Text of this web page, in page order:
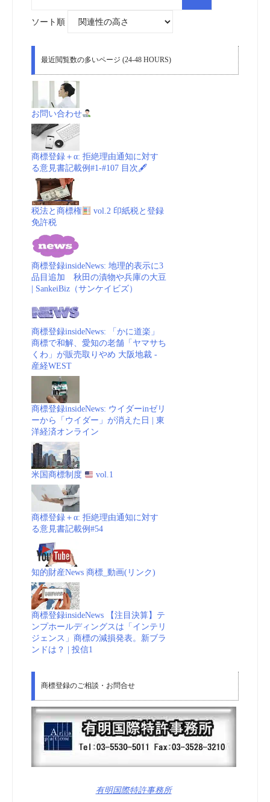
ソート順
最近閲覧数の多いページ (24-48 HOURS)
お問い合わせ
商標登録＋α: 拒絶理由通知に対す
る意見書記載例#1-#107 目次🖋
税法と商標権
vol.2 印紙税と登録
免許税
商標登録insideNews: 地理的表示に3
品目追加 秋田の漬物や兵庫の大豆
| SankeiBiz（サンケイビズ）
商標登録insideNews: 「かに道楽」
商標で和解、愛知の老舗「ヤマサち
くわ」が販売取りやめ 大阪地裁 -
産経WEST
商標登録insideNews: ウイダーinゼリ
ーから「ウイダー」が消えた日 | 東
洋経済オンライン
米国商標制度 vol.1
商標登録＋α: 拒絶理由通知に対す
る意見書記載例#54
知的財産News 商標_動画(リンク)
商標登録insideNews 【注目決算】テ
ンプホールディングスは「インテリ
ジェンス」商標の減損発表。新ブラ
ンドは？ | 投信1
商標登録のご相談・お問合せ
有明国際特許事務所